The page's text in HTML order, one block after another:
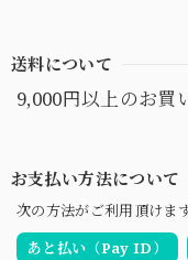
送料について
9,000円以上のお買
お支払い方法について
次の方法がご利用頂けます
あと払い（Pay ID）